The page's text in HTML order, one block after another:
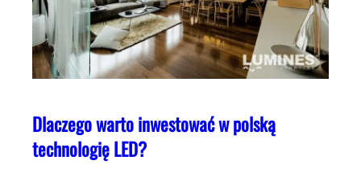
Dlaczego warto inwestować w polską
technologię LED?